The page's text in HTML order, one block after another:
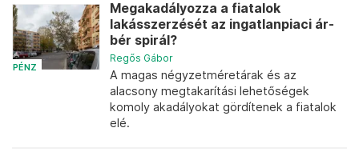
PÉNZ
Megakadályozza a fiatalok
lakásszerzését az ingatlanpiaci ár-
bér spirál?
Regős Gábor
A magas négyzetméretárak és az
alacsony megtakarítási lehetőségek
komoly akadályokat gördítenek a fiatalok
elé.